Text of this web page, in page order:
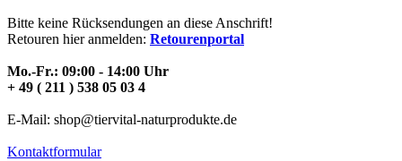
Bitte keine Rücksendungen an diese Anschrift!
Retouren hier anmelden: Retourenportal
Mo.-Fr.: 09:00 - 14:00 Uhr
+ 49 ( 211 ) 538 05 03 4
E-Mail: shop@tiervital-naturprodukte.de
Kontaktformular